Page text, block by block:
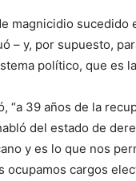
magnicidio sucedido
– y, por supuesto,
político, que es
“a 39 años de la
del estado de
y es lo que nos
cargos